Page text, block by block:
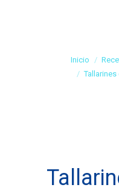
Estás aquí:Inicio